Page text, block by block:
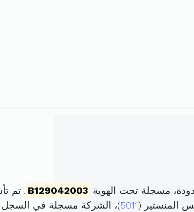
مسجلة تحت الهوية B129042003 . تم تأسيسها
5011)، الشركة مسجلة في